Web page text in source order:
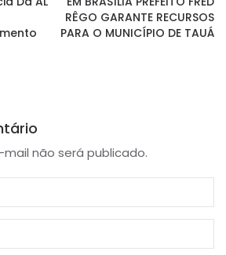
RÊGO GARANTE RECURSOS
PARA O MUNICÍPIO DE TAUÁ
não será publicado.